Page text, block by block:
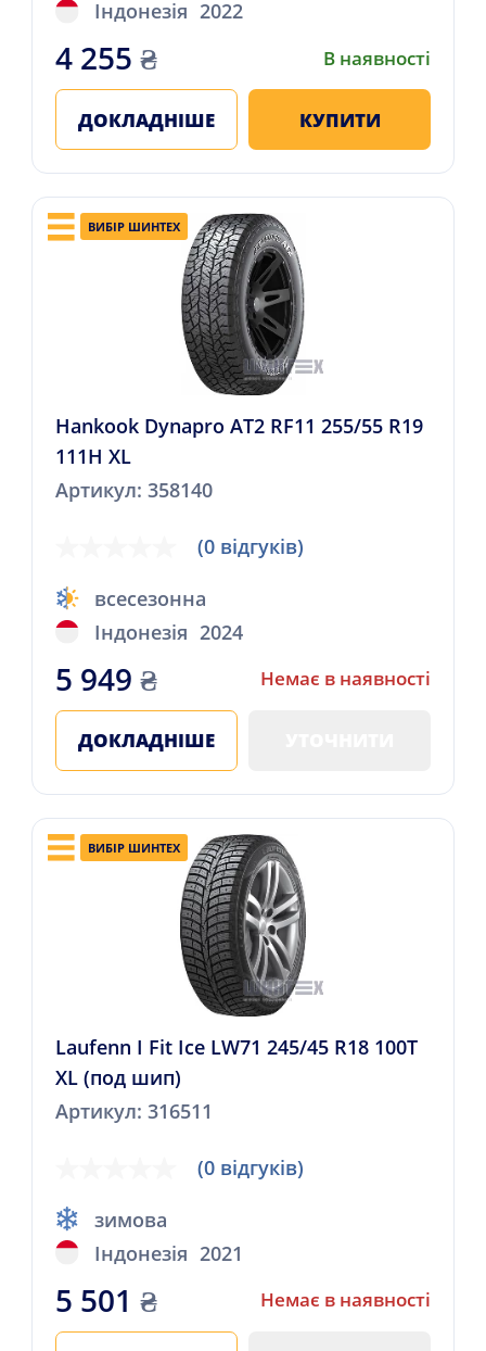
Індонезія 2022
4 255 ₴ В наявності
ДОКЛАДНІШЕ КУПИТИ
ВИБІР ШИНТЕХ
Hankook Dynapro AT2 RF11 255/55 R19
111H XL
Артикул: 358140
(0 відгуків)
всесезонна
Індонезія 2024
5 949 ₴ Немає в наявності
ДОКЛАДНІШЕ
ВИБІР ШИНТЕХ
Laufenn I Fit Ice LW71 245/45 R18 100T
XL (под шип)
Артикул: 316511
(0 відгуків)
зимова
Індонезія 2021
5 501 ₴ Немає в наявності